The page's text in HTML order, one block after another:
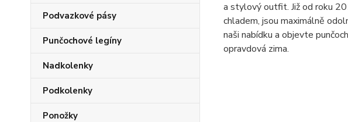
Podvazkové pásy
Punčochové legíny
Nadkolenky
Podkolenky
Ponožky
a stylový outfit. Již od roku
chladem, jsou maximálně
naši nabídku a objevte
opravdová zima.